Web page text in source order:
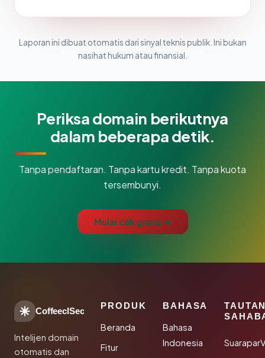
Laporan ini dibuat otomatis dari sinyal teknis publik. Ini bukan
nasihat hukum atau finansial.
Periksa domain berikutnya
dalam beberapa detik.
Tanpa pendaftaran. Tanpa kartu kredit. Tanpa kuota
tersembunyi.
Mulai cek gratis →
CoffeeclSec
Intelijen domain
otomatis dan
PRODUK
Beranda
Fitur
BAHASA
Bahasa
Indonesia